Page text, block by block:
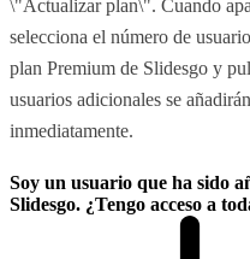
\"Actualizar plan\". Cuando
selecciona el número de
plan Premium de Slidesgo y
usuarios adicionales se
inmediatamente.
Soy un usuario que ha sido
Slidesgo. ¿Tengo acceso a